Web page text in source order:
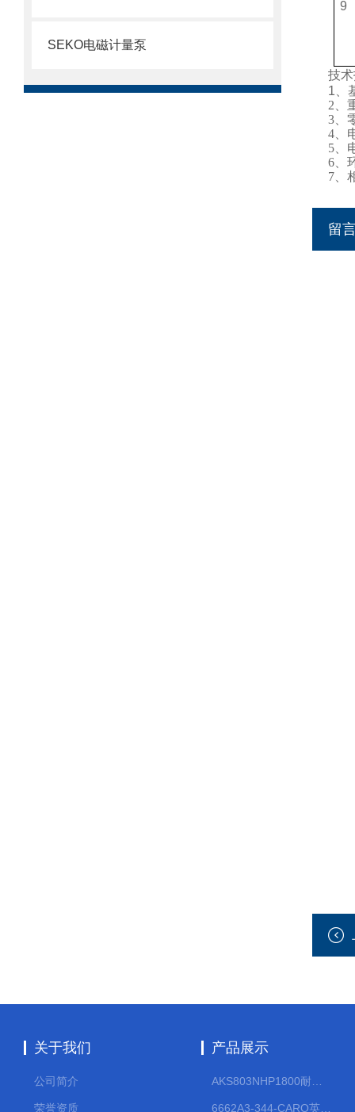
SEKO电磁计量泵
9
技
1
2、
3、
4、
5、
6、
7、
留
关于我们
公司简介
荣誉资质
产品展示